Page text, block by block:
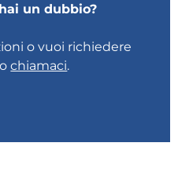
un dubbio?
o vuoi richiedere
ochiamaci.